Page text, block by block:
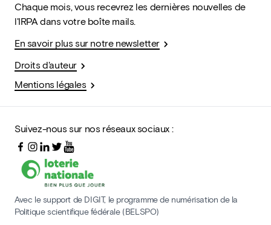
Chaque mois, vous recevrez les dernières nouvelles de
l'IRPA dans votre boîte mails.
En savoir plus sur notre newsletter
Droits d'auteur
Mentions légales
Suivez-nous sur nos réseaux sociaux :
Avec le support de DIGIT, le programme de numérisation de la
Politique scientifique fédérale (BELSPO)